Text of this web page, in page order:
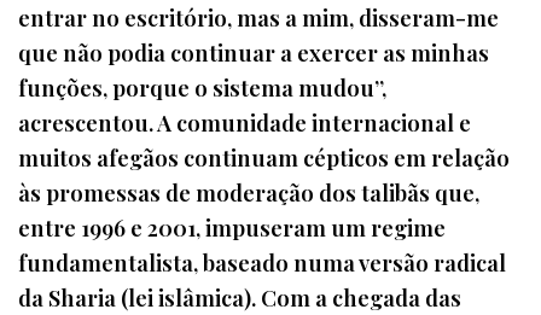
entrar no escritório, mas a mim, disseram-me
que não podia continuar a exercer as minhas
funções, porque o sistema mudou”,
acrescentou. A comunidade internacional e
muitos afegãos continuam cépticos em relação
às promessas de moderação dos talibãs que,
entre 1996 e 2001, impuseram um regime
fundamentalista, baseado numa versão radical
da Sharia (lei islâmica). Com a chegada das